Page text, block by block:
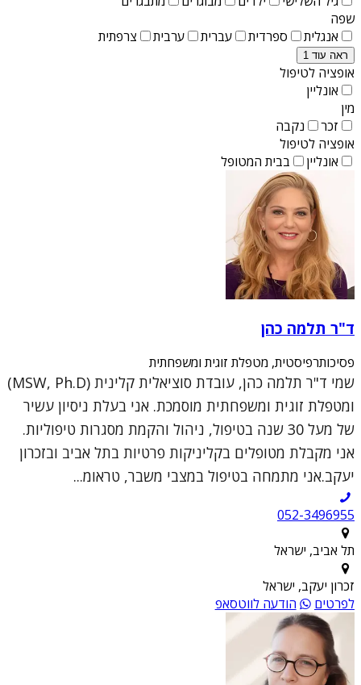
שפה
אנגלית
ספרדית עברית ערבית צרפתית
ראה עוד 1
אופציה לטיפול
אונליין
מין
זכר
נקבה
אופציה לטיפול
אונליין
בבית המטופל
ד"ר תלמה כהן
פסיכותרפיסטית, מטפלת זוגית ומשפחתית
שמי ד"ר תלמה כהן, עובדת סוציאלית קלינית (MSW, Ph.D)
ומטפלת זוגית ומשפחתית מוסמכת. אני בעלת ניסיון עשיר
של מעל 30 שנה בטיפול, ניהול והקמת מסגרות טיפוליות.
אני מקבלת מטופלים בקליניקות פרטיות בתל אביב ובזכרון
יעקב.אני מתמחה בטיפול במצבי משבר, טראומ...
052-3496955
תל אביב, ישראל
זכרון יעקב, ישראל
לפרטים
הודעה לווטסאפ